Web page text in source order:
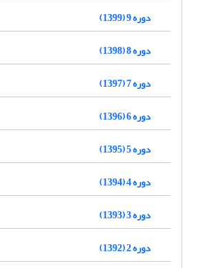
دوره 9 (1399)
دوره 8 (1398)
دوره 7 (1397)
دوره 6 (1396)
دوره 5 (1395)
دوره 4 (1394)
دوره 3 (1393)
دوره 2 (1392)